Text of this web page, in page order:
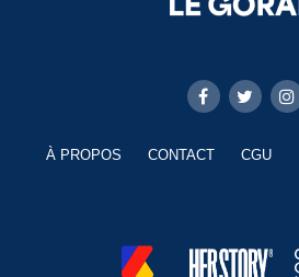
À PROPOS CONTACT CGU